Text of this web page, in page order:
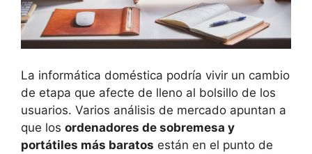
La informática doméstica podría vivir un cambio
de etapa que afecte de lleno al bolsillo de los
usuarios. Varios análisis de mercado apuntan a
que los ordenadores de sobremesa y
portátiles más baratos están en el punto de